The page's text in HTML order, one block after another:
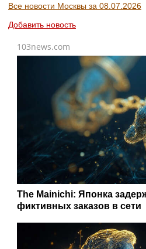
Все новости Москвы за 08.07.2026
Добавить новость
103news.com
The Mainichi: Японка
фиктивных заказов в сети